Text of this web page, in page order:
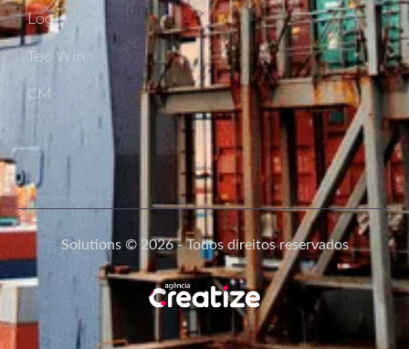
Login
Tec Win
CM
Solutions © 2026 - Todos direitos reservados